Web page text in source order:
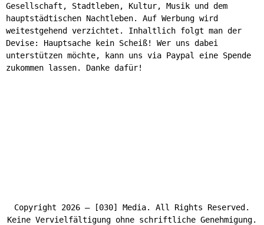
Gesellschaft, Stadtleben, Kultur, Musik und dem
hauptstädtischen Nachtleben. Auf Werbung wird
weitestgehend verzichtet. Inhaltlich folgt man der
Devise: Hauptsache kein Scheiß! Wer uns dabei
unterstützen möchte, kann uns via Paypal eine Spende
zukommen lassen. Danke dafür!
Copyright 2026 – [030] Media. All Rights Reserved.
Keine Vervielfältigung ohne schriftliche Genehmigung.